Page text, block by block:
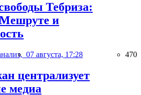
Тебриза:
и
07 августа, 17:28 470
централизует
медиа